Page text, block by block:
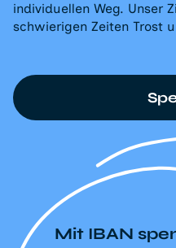
individuellen Weg. Unser
schwierigen Zeiten Trost
Mit IBAN